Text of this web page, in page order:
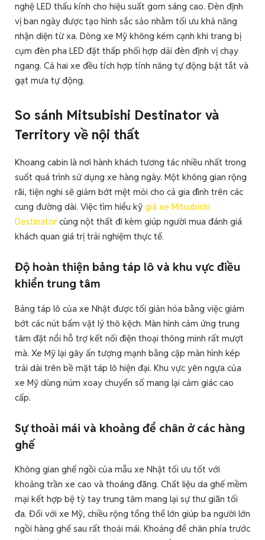
nghệ LED thấu kính cho hiệu suất gom sáng cao. Đèn định
vị ban ngày được tạo hình sắc sảo nhằm tối ưu khả năng
nhận diện từ xa. Dòng xe Mỹ không kém cạnh khi trang bị
cụm đèn pha LED đặt thấp phối hợp dải đèn định vị chạy
ngang. Cả hai xe đều tích hợp tính năng tự động bật tắt và
gạt mưa tự động.
So sánh Mitsubishi Destinator và
Territory về nội thất
Khoang cabin là nơi hành khách tương tác nhiều nhất trong
suốt quá trình sử dụng xe hàng ngày. Một không gian rộng
rãi, tiện nghi sẽ giảm bớt mệt mỏi cho cả gia đình trên các
cung đường dài. Việc tìm hiểu kỹ giá xe Mitsubishi
Destinator cùng nột thất đi kèm giúp người mua đánh giá
khách quan giá trị trải nghiệm thực tế.
Độ hoàn thiện bảng táp lô và khu vực điều
khiển trung tâm
Bảng táp lô của xe Nhật được tối giản hóa bằng việc giảm
bớt các nút bấm vật lý thô kệch. Màn hình cảm ứng trung
tâm đặt nổi hỗ trợ kết nối điện thoại thông minh rất mượt
mà. Xe Mỹ lại gây ấn tượng mạnh bằng cặp màn hình kép
trải dài trên bề mặt táp lô hiện đại. Khu vực yên ngựa của
xe Mỹ dùng núm xoay chuyển số mang lại cảm giác cao
cấp.
Sự thoải mái và khoảng để chân ở các hàng
ghế
Không gian ghế ngồi của mẫu xe Nhật tối ưu tốt với
khoảng trần xe cao và thoáng đãng. Chất liệu da ghế mềm
mại kết hợp bệ tỳ tay trung tâm mang lại sự thư giãn tối
đa. Đối với xe Mỹ, chiều rộng tổng thể lớn giúp ba người lớn
ngồi hàng ghế sau rất thoải mái. Khoảng để chân phía trước